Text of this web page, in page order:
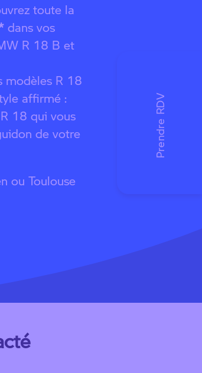
toute la
dans vos
R 18 B et
modèles R 18
affirmé :
18 qui vous
de votre
ou Toulouse